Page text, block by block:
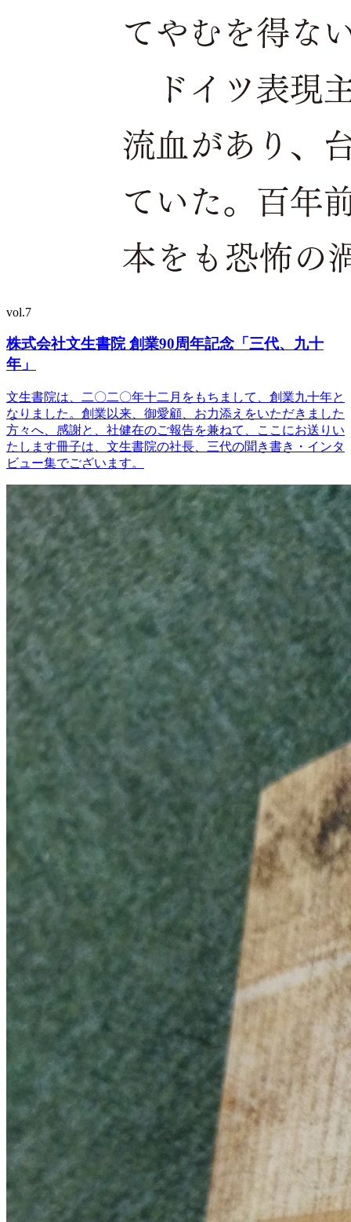
vol.7
株式会社文生書院 創業90周年記念「三代、九十
年」
文生書院は、二〇二〇年十二月をもちまして、創業九十年と
なりました。創業以来、御愛顧、お力添えをいただきました
方々へ、感謝と、社健在のご報告を兼ねて、ここにお送りい
たします冊子は、文生書院の社長、三代の聞き書き・インタ
ビュー集でございます。